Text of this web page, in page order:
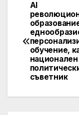
Post
AI
обучение,
национален
съветник